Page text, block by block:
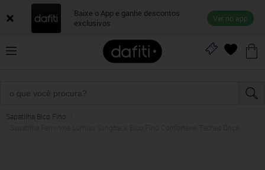
Baixe o App e ganhe descontos
exclusivos
Ver no app
Sapatilha Bico Fino